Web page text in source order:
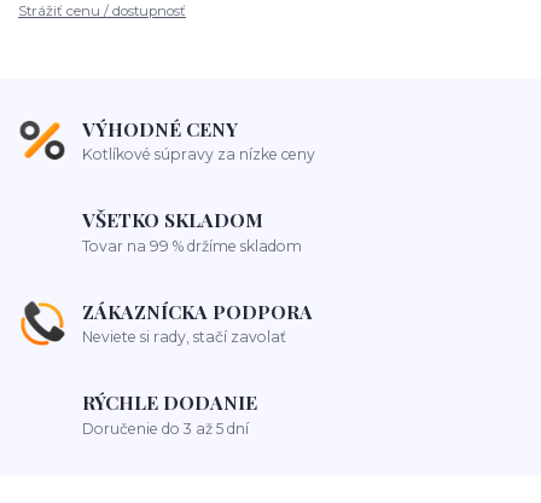
Strážiť cenu / dostupnosť
VÝHODNÉ CENY
Kotlíkové súpravy za nízke ceny
VŠETKO SKLADOM
Tovar na 99 % držíme skladom
ZÁKAZNÍCKA PODPORA
Neviete si rady, stačí zavolať
RÝCHLE DODANIE
Doručenie do 3 až 5 dní